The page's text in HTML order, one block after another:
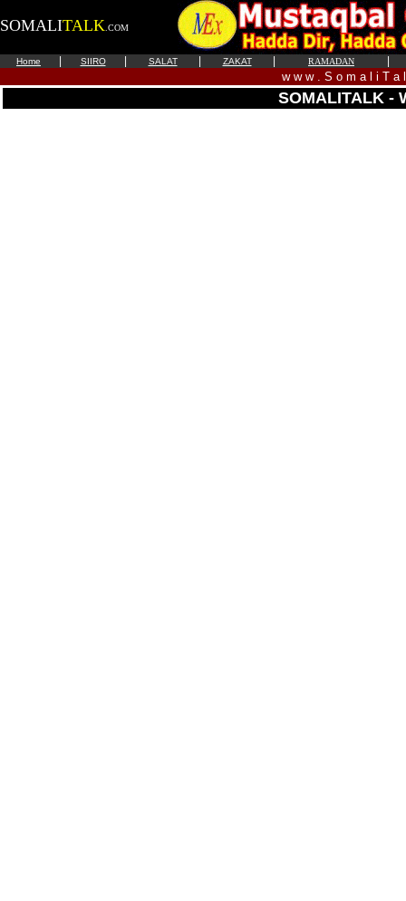
SOMALITALK .COM
Home SIIRO SALAT ZAKAT RAMADAN
w w w . S o m a l i T a
SOMALITALK -